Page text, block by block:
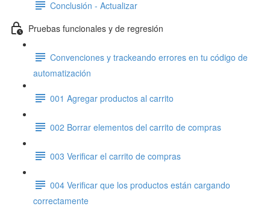
Conclusión - Actualizar
Pruebas funcionales y de regresión
Convenciones y trackeando errores en tu código de
automatización
001 Agregar productos al carrito
002 Borrar elementos del carrito de compras
003 Verificar el carrito de compras
004 Verificar que los productos están cargando
correctamente